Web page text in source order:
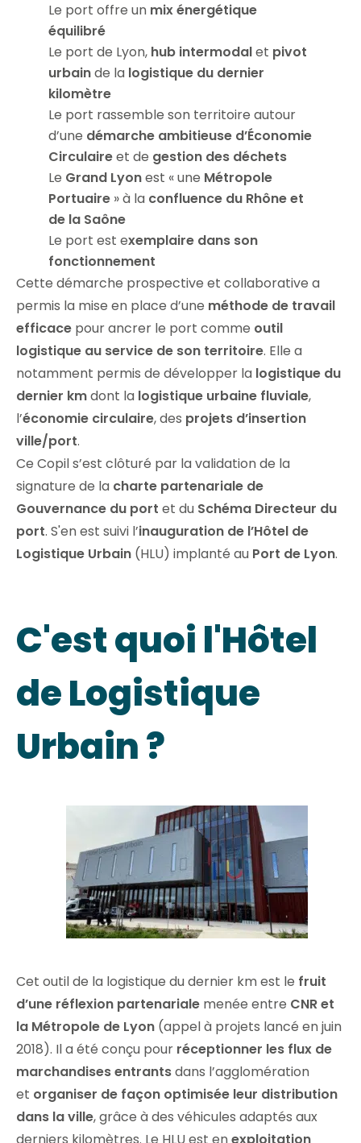
Le port offre un mix énergétique
équilibré
Le port de Lyon, hub intermodalet pivot
urbainde la logistique du dernier
kilomètre
Le port rassemble son territoire autour
d’une démarche ambitieuse d’Économie
Circulaireet de gestion des déchets
Le Grand Lyonest « une Métropole
Portuaire » à la confluence du Rhône et
de la Saône
Le port est exemplaire dans son
fonctionnement
Cette démarche prospective et collaborative a
permis la mise en place d’une méthode de travail
efficace pour ancrer le port comme outil
logistique au service de son territoire. Elle a
notamment permis de développer la logistique du
dernier kmdont la logistique urbaine fluviale,
l’économie circulaire, des projets d’insertion
ville/port.
Ce Copil s’est clôturé par la validation de la
signature de la charte partenariale de
Gouvernance du port et du Schéma Directeur du
port. S'en est suivi l’inauguration de l’Hôtel de
Logistique Urbain (HLU) implanté au Port de Lyon.
C'est quoi l'Hôtel
de Logistique
Urbain ?
Cet outil de la logistique du dernier km est le fruit
d’une réflexion partenariale menée entre CNR et
la Métropole de Lyon (appel à projets lancé en juin
2018). Il a été conçu pour réceptionner les flux de
marchandises entrantsdans l’agglomération
et organiser de façon optimisée leur distribution
dans la ville, grâce à des véhicules adaptés aux